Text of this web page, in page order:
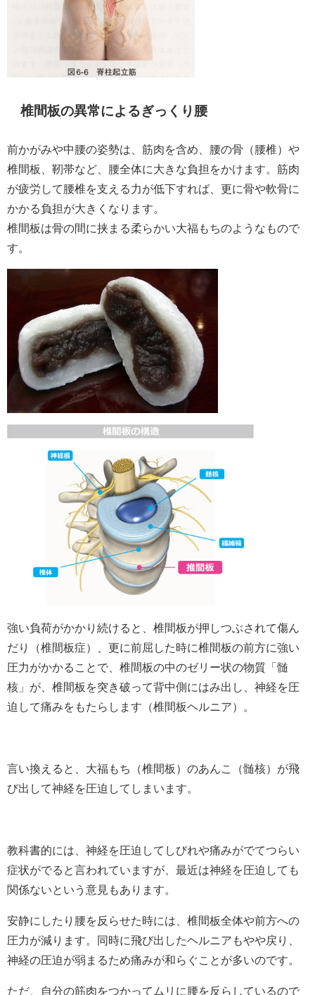
椎間板の異常によるぎっくり腰
前かがみや中腰の姿勢は、筋肉を含め、腰の骨（腰椎）や
椎間板、靭帯など、腰全体に大きな負担をかけます。筋肉
が疲労して腰椎を支える力が低下すれば、更に骨や軟骨に
かかる負担が大きくなります。
椎間板は骨の間に挟まる柔らかい大福もちのようなもので
す。
強い負荷がかかり続けると、椎間板が押しつぶされて傷ん
だり（椎間板症）、更に前屈した時に椎間板の前方に強い
圧力がかかることで、椎間板の中のゼリー状の物質「髄
核」が、椎間板を突き破って背中側にはみ出し、神経を圧
迫して痛みをもたらします（椎間板ヘルニア）。
言い換えると、大福もち（椎間板）のあんこ（髄核）が飛
び出して神経を圧迫してしまいます。
教科書的には、神経を圧迫してしびれや痛みがでてつらい
症状がでると言われていますが、最近は神経を圧迫しても
関係ないという意見もあります。
安静にしたり腰を反らせた時には、椎間板全体や前方への
圧力が減ります。同時に飛び出したヘルニアもやや戻り、
神経の圧迫が弱まるため痛みが和らぐことが多いのです。
ただ、自分の筋肉をつかってムリに腰を反らしているので